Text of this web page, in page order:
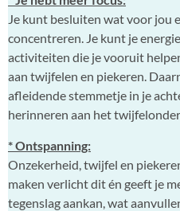
Je kunt besluiten wat voor jou
concentreren. Je kunt je
activiteiten die je vooruit
aan twijfelen en piekeren.
afleidende stemmetje in je
herinneren aan het
* Ontspanning:
Onzekerheid, twijfel en
maken verlicht dit én geeft je
tegenslag aankan, wat